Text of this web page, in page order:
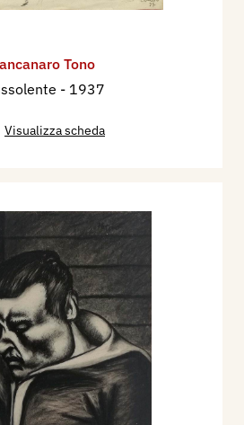
Tono
- 1937
Visualizza scheda